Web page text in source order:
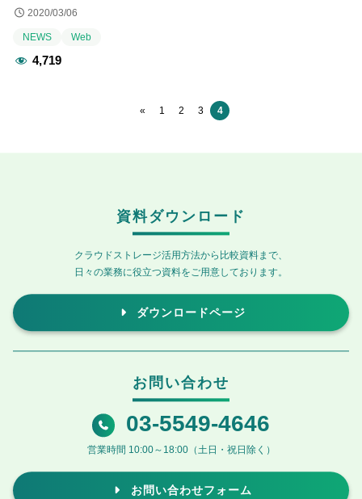
2020/03/06
NEWS Web
4,719
« 1 2 3 4
資料ダウンロード
クラウドストレージ活用方法から比較資料まで、
日々の業務に役立つ資料をご用意しております。
ダウンロードページ
お問い合わせ
03-5549-4646
営業時間 10:00～18:00（土日・祝日除く）
お問い合わせフォーム